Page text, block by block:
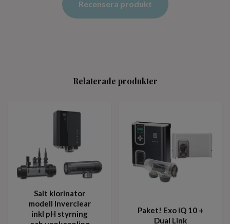
Recensera produkt
Relaterade produkter
Salt klorinator
modell Inverclear
inkl pH styrning
Paket! Exo iQ 10 +
Dual Link